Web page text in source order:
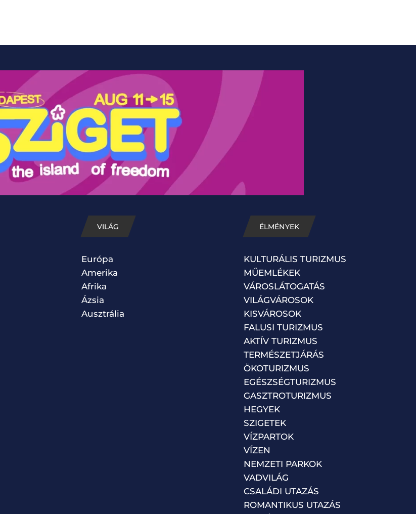
VILÁG
Európa
Amerika
Afrika
Ázsia
Ausztrália
ÉLMÉNYEK
KULTURÁLIS TURIZMUS
MŰEMLÉKEK
VÁROSLÁTOGATÁS
VILÁGVÁROSOK
KISVÁROSOK
FALUSI TURIZMUS
AKTÍV TURIZMUS
TERMÉSZETJÁRÁS
ÖKOTURIZMUS
EGÉSZSÉGTURIZMUS
GASZTROTURIZMUS
HEGYEK
SZIGETEK
VÍZPARTOK
VÍZEN
NEMZETI PARKOK
VADVILÁG
CSALÁDI UTAZÁS
ROMANTIKUS UTAZÁS